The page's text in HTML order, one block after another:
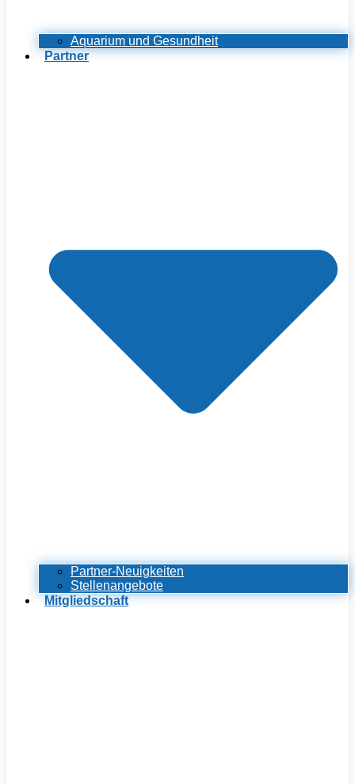
Aquarium und Gesundheit
Partner
Partner-Neuigkeiten
Stellenangebote
Mitgliedschaft